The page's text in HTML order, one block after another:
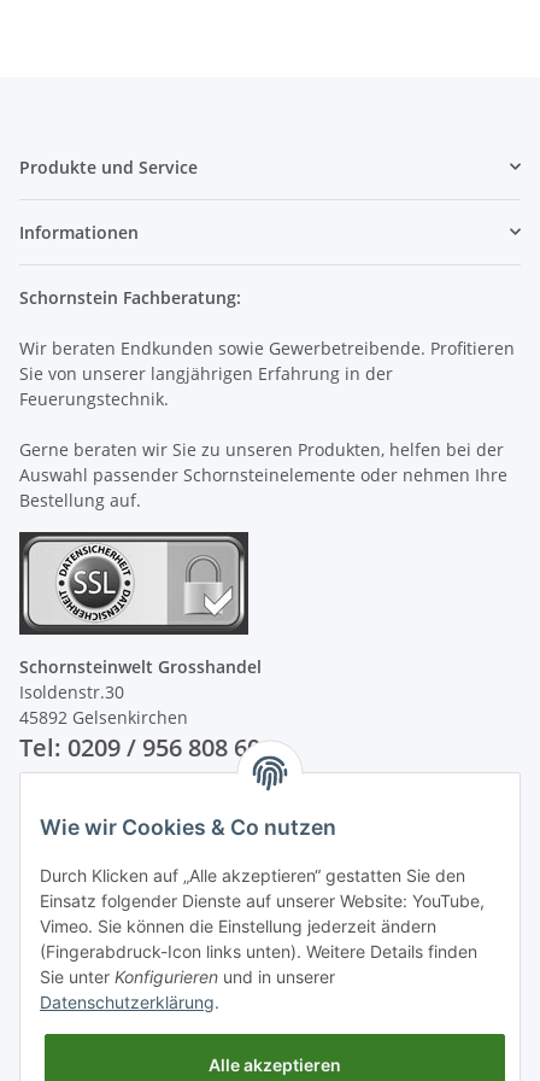
Produkte und Service
Informationen
Schornstein Fachberatung:
Wir beraten Endkunden sowie Gewerbetreibende. Profitieren
Sie von unserer langjährigen Erfahrung in der
Feuerungstechnik.
Gerne beraten wir Sie zu unseren Produkten, helfen bei der
Auswahl passender Schornsteinelemente oder nehmen Ihre
Bestellung auf.
Schornsteinwelt Grosshandel
Isoldenstr.30
45892 Gelsenkirchen
Tel: 0209 / 956 808 60
Unsere Zahlungsarten
Wie wir Cookies & Co nutzen
Durch Klicken auf „Alle akzeptieren“ gestatten Sie den
Einsatz folgender Dienste auf unserer Website: YouTube,
Vimeo. Sie können die Einstellung jederzeit ändern
(Fingerabdruck-Icon links unten). Weitere Details finden
Sie unter Konfigurieren und in unserer
Datenschutzerklärung.
Alle akzeptieren